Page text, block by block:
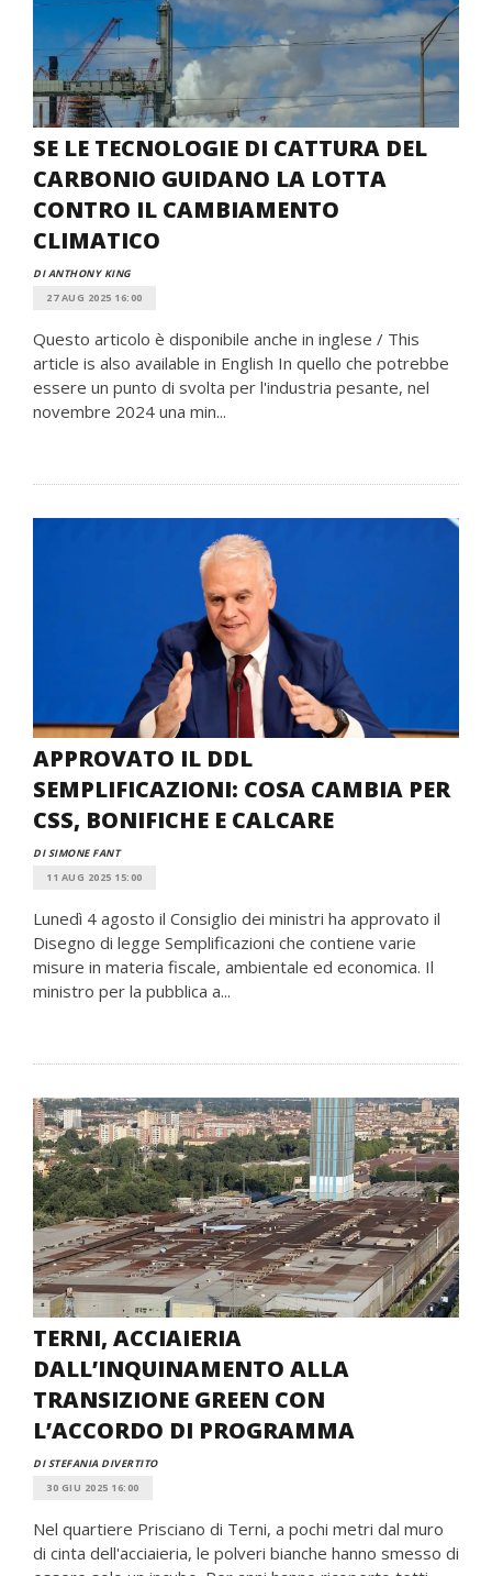
SE LE TECNOLOGIE DI CATTURA DEL
CARBONIO GUIDANO LA LOTTA
CONTRO IL CAMBIAMENTO
CLIMATICO
DI ANTHONY KING
27 AUG 2025 16:00
Questo articolo è disponibile anche in inglese / This
article is also available in English In quello che potrebbe
essere un punto di svolta per l'industria pesante, nel
novembre 2024 una min...
APPROVATO IL DDL
SEMPLIFICAZIONI: COSA CAMBIA PER
CSS, BONIFICHE E CALCARE
DI SIMONE FANT
11 AUG 2025 15:00
Lunedì 4 agosto il Consiglio dei ministri ha approvato il
Disegno di legge Semplificazioni che contiene varie
misure in materia fiscale, ambientale ed economica. Il
ministro per la pubblica a...
TERNI, ACCIAIERIA
DALL’INQUINAMENTO ALLA
TRANSIZIONE GREEN CON
L’ACCORDO DI PROGRAMMA
DI STEFANIA DIVERTITO
30 GIU 2025 16:00
Nel quartiere Prisciano di Terni, a pochi metri dal muro
di cinta dell'acciaieria, le polveri bianche hanno smesso di